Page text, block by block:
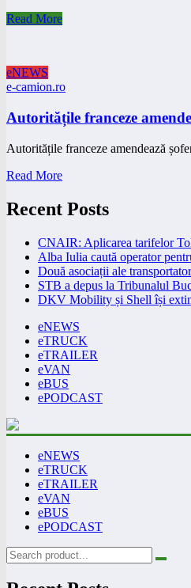
Read More
eNEWS
e-camion.ro
Autoritățile franceze
Autoritățile franceze amendează
Read More
Recent Posts
CNAIR: Aplicarea tarifelor
Alba Iulia caută operator
Două asociații ale
STB a depus la Tribunalul
DKV Mobility și Shell își
eNEWS
eTRUCK
eTRAILER
eVAN
eBUS
ePODCAST
eNEWS
eTRUCK
eTRAILER
eVAN
eBUS
ePODCAST